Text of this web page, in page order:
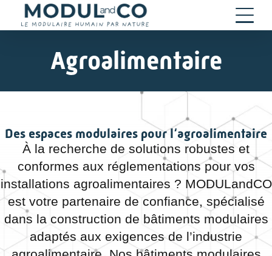
Agroalimentaire
Des espaces modulaires pour l‘agroalimentaire
À la recherche de solutions robustes et
conformes aux réglementations pour vos
installations agroalimentaires ? MODULandCO
est votre partenaire de confiance, spécialisé
dans la construction de bâtiments modulaires
adaptés aux exigences de l’industrie